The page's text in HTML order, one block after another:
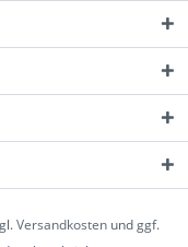
Versandkosten und ggf.